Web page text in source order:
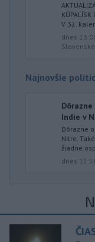
KÚPALÍSK
V 32.
dnes
Najnovšie
Indie v
Dôrazne
Nitre.
žiadne
dnes